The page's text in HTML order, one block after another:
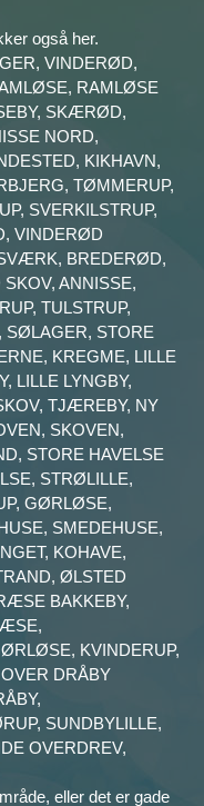
også her.
VINDERØD,
RAMLØSE
SKÆRØD,
NORD,
KIKHAVN,
TØMMERUP,
SVERKILSTRUP,
VINDERØD
BREDERØD,
ANNISSE,
TULSTRUP,
SØLAGER, STORE
KREGME, LILLE
LILLE LYNGBY,
TJÆREBY, NY
SKOVEN,
STORE HAVELSE
STRØLILLE,
GØRLØSE,
SMEDEHUSE,
KOHAVE,
ØLSTED
BAKKEBY,
KVINDERUP,
DRÅBY
SUNDBYLILLE,
OVERDREV,
eller det er gade